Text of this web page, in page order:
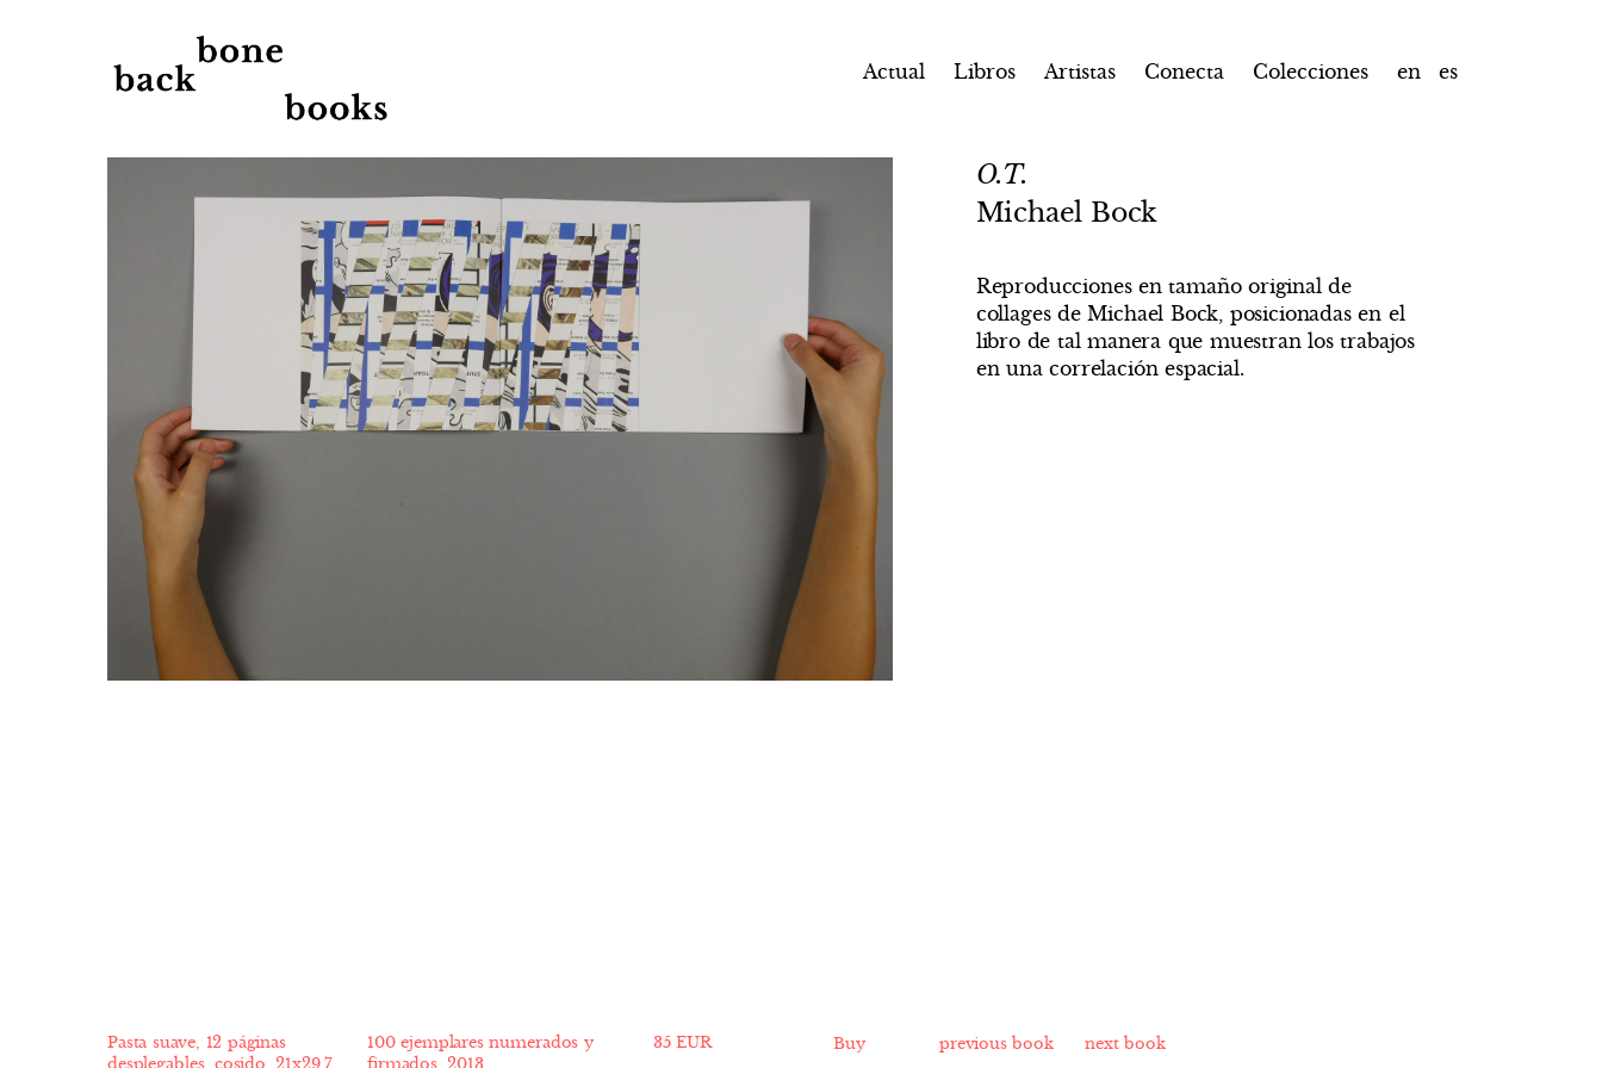
Actual Libros Artistas Conecta Colecciones en es
O.T.
Michael Bock
Reproducciones en tamaño original de
collages de Michael Bock, posicionadas en el
libro de tal manera que muestran los trabajos
en una correlación espacial.
next book
Pasta suave, 12 páginas
desplegables, cosido, 21x29.7
100 ejemplares numerados y
firmados, 2013
35 EUR previous book